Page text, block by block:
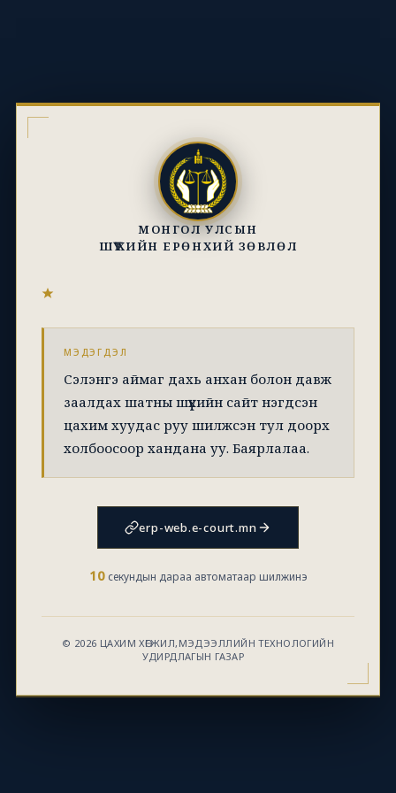
МОНГОЛ УЛСЫН
ШҮҮХИЙН ЕРӨНХИЙ ЗӨВЛӨЛ
МЭДЭГДЭЛ
Сэлэнгэ аймаг дахь анхан болон давж
заалдах шатны шүүхийн сайт нэгдсэн
цахим хуудас руу шилжсэн тул доорх
холбоосоор хандана уу. Баярлалаа.
erp-web.e-court.mn
10секундын дараа автоматаар шилжинэ
© 2026 ЦАХИМ ХӨГЖИЛ,МЭДЭЭЛЛИЙН ТЕХНОЛОГИЙН
УДИРДЛАГЫН ГАЗАР